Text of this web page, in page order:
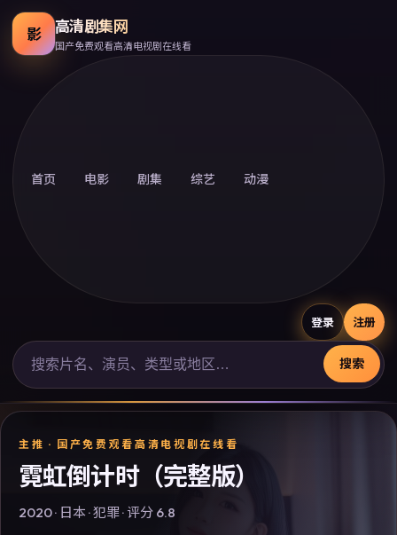
影 高清剧集网
国产免费观看高清电视剧在线看
首页 电影 剧集 综艺 动漫
登录 注册
搜索
主推 · 国产免费观看高清电视剧在线看
霓虹倒计时（完整版）
2020· 日本·犯罪· 评分 6.8